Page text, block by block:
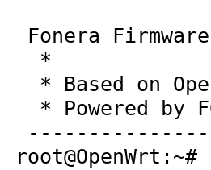
root@OpenWrt:~#